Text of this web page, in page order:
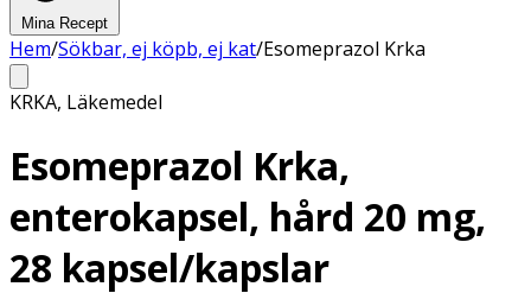
Mina Recept
Hem/Sökbar, ej köpb, ej kat/Esomeprazol Krka
KRKA, Läkemedel
Esomeprazol Krka,
enterokapsel, hård 20 mg,
28 kapsel/kapslar